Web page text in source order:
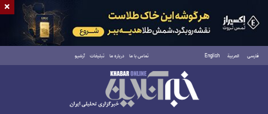
فارسی العربية English تماس با ما درباره ما تبلیغات آرشیو
جمعه ۱۶ مرداد ۱۴۰۵
×